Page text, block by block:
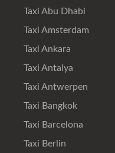
Taxi Abu Dhabi
Taxi Amsterdam
Taxi Ankara
Taxi Antalya
Taxi Antwerpen
Taxi Bangkok
Taxi Barcelona
Taxi Berlin